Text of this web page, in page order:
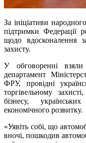
За ініціативи
підтримки Федерації
щодо вдосконалення
захисту.
У обговоренні взяли
департамент
ФРУ, провідні
торгівельному
бізнесу,
економічного розвитку.
«Уявіть собі, що
вночі, пошкодив